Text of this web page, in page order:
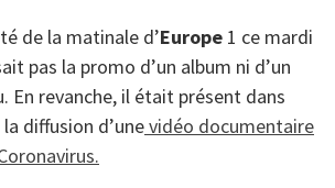
de la matinale d’Europe 1 ce mardi
pas la promo d’un album ni d’un
En revanche, il était présent dans
diffusion d’unevidéo documentaire